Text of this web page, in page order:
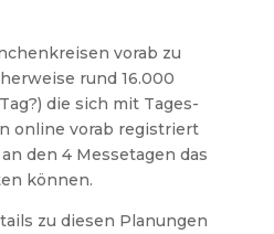
vorab zu
rund 16.000
die sich mit Tages-
online vorab registriert
den 4 Messetagen das
können.
zu diesen Planungen